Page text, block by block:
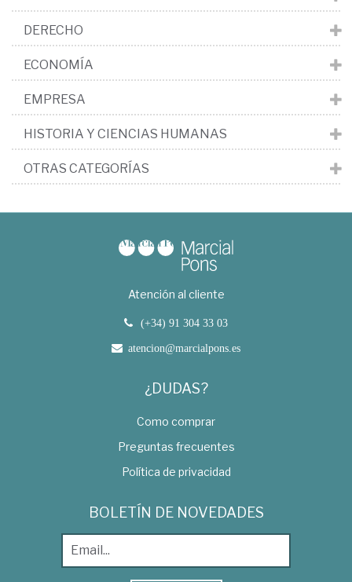
DERECHO
ECONOMÍA
EMPRESA
HISTORIA Y CIENCIAS HUMANAS
OTRAS CATEGORÍAS
Atención al cliente
(+34) 91 304 33 03
atencion@marcialpons.es
¿DUDAS?
Como comprar
Preguntas frecuentes
Política de privacidad
BOLETÍN DE NOVEDADES